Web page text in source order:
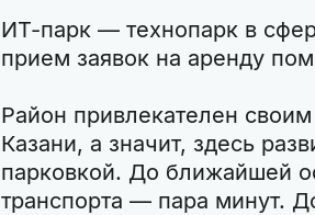
ИТ-парк — технопарк в
прием заявок на аренду
Район привлекателен
Казани, а значит, здесь
парковкой. До ближайшей
транспорта — пара минут.